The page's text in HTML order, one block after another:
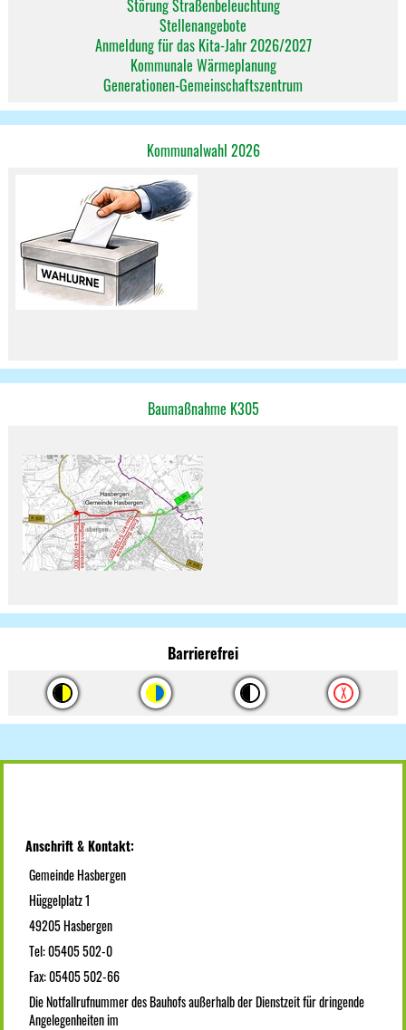
Störung Straßenbeleuchtung
Stellenangebote
Anmeldung für das Kita-Jahr 2026/2027
Kommunale Wärmeplanung
Generationen-Gemeinschaftszentrum
Kommunalwahl 2026
Baumaßnahme K305
Barrierefrei
Anschrift & Kontakt:
Gemeinde Hasbergen
Hüggelplatz 1
49205 Hasbergen
Tel: 05405 502-0
Fax: 05405 502-66
Die Notfallrufnummer des Bauhofs außerhalb der Dienstzeit für dringende
Angelegenheiten im